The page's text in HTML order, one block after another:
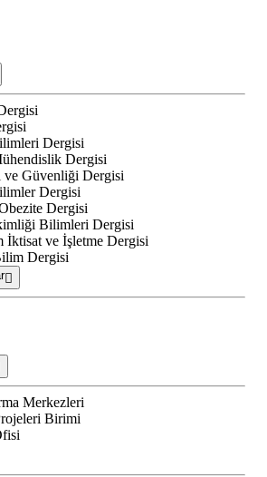
Dergisi
Dergisi
ve Güvenliği Dergisi
Dergisi
Dergisi
Bilimleri Dergisi
İktisat ve İşletme Dergisi
Dergisi
Merkezleri
Birimi